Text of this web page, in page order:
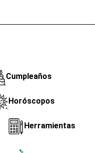
Cumpleaños
Horóscopos
Herramientas